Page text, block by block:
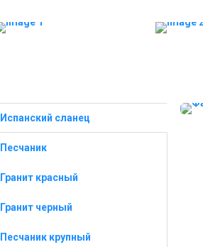
Испанский сланец
Песчаник
Гранит красный
Гранит черный
Песчаник крупный